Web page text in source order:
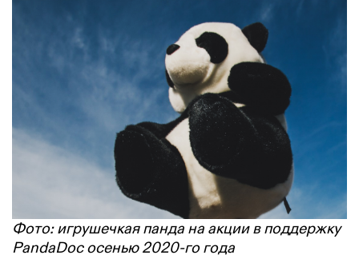
Фото: игрушечкая панда на акции в поддержку
PandaDoc осенью 2020-го года